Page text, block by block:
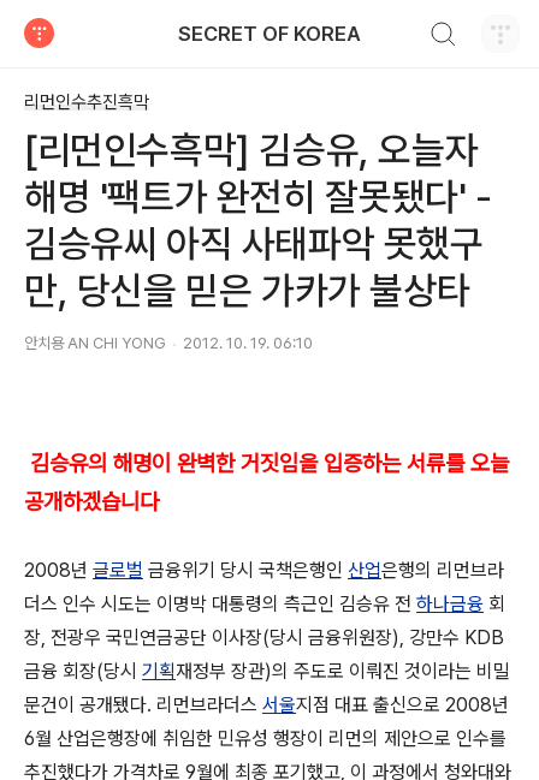
SECRET OF KOREA
리먼인수추진흑막
[리먼인수흑막] 김승유, 오늘자
해명 '팩트가 완전히 잘못됐다' -
김승유씨 아직 사태파악 못했구
만, 당신을 믿은 가카가 불상타
안치용 AN CHI YONG 2012. 10. 19. 06:10
김승유의 해명이 완벽한 거짓임을 입증하는 서류를 오늘
공개하겠습니다
2008년 글로벌 금융위기 당시 국책은행인 산업은행의 리먼브라
더스 인수 시도는 이명박 대통령의 측근인 김승유 전 하나금융 회
장, 전광우 국민연금공단 이사장(당시 금융위원장), 강만수 KDB
금융 회장(당시 기획재정부 장관)의 주도로 이뤄진 것이라는 비밀
문건이 공개됐다. 리먼브라더스 서울지점 대표 출신으로 2008년
6월 산업은행장에 취임한 민유성 행장이 리먼의 제안으로 인수를
추진했다가 가격차로 9월에 최종 포기했고, 이 과정에서 청와대와